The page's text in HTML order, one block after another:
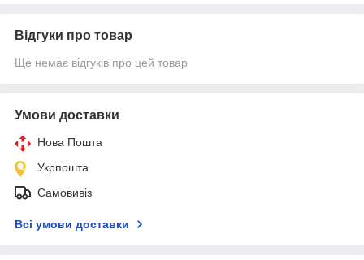
Відгуки про товар
Ще немає відгуків про цей товар
Умови доставки
Нова Пошта
Укрпошта
Самовивіз
Всі умови доставки